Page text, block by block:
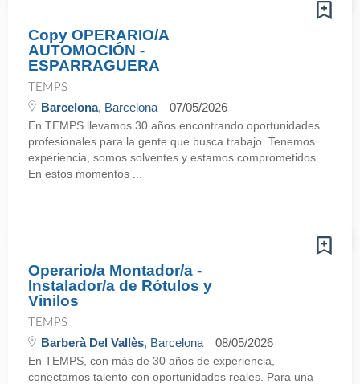
Copy OPERARIO/A
AUTOMOCIÓN -
ESPARRAGUERA
TEMPS
Barcelona, Barcelona 07/05/2026
En TEMPS llevamos 30 años encontrando oportunidades
profesionales para la gente que busca trabajo. Tenemos
experiencia, somos solventes y estamos comprometidos.
En estos momentos ...
Operario/a Montador/a -
Instalador/a de Rótulos y
Vinilos
TEMPS
Barberà Del Vallès, Barcelona 08/05/2026
En TEMPS, con más de 30 años de experiencia,
conectamos talento con oportunidades reales. Para una